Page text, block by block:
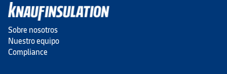
Sobre nosotros
Nuestro equipo
Compliance